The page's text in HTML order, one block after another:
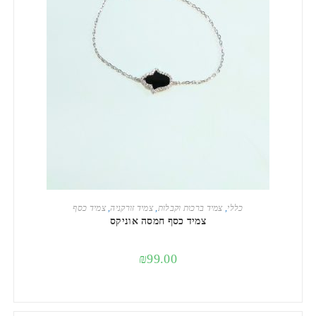
הוספה לסל כללי,צמיד ברכות וקבלות,צמיד זורקניה,צמיד כסף
צמיד כסף חמסה אוניקס
₪99.00